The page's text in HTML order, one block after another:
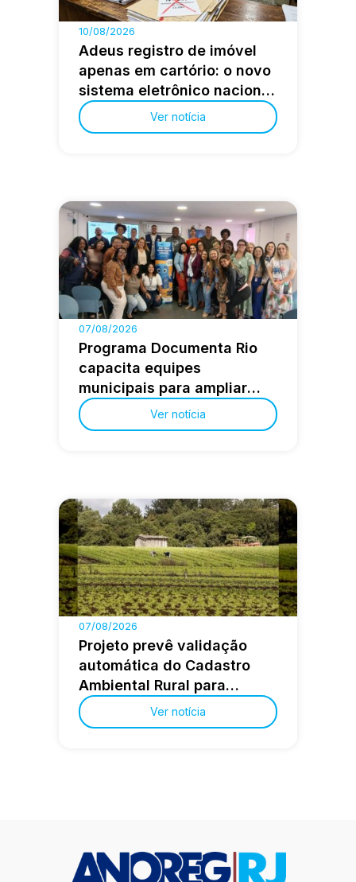
10/08/2026
Adeus registro de imóvel
apenas em cartório: o novo
sistema eletrônico nacional
que permite consultar
matrícula certidão e ônus
Ver notícia
07/08/2026
Programa Documenta Rio
capacita equipes
municipais para ampliar
registro civilVer notícia
07/08/2026
Projeto prevê validação
automática do Cadastro
Ambiental Rural para
pequenas propriedades
Ver notícia